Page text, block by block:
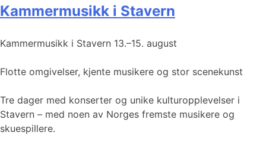
Kammermusikk i Stavern
Kammermusikk i Stavern 13.–15. august
Flotte omgivelser, kjente musikere og stor scenekunst
Tre dager med konserter og unike kulturopplevelser i
Stavern – med noen av Norges fremste musikere og
skuespillere.